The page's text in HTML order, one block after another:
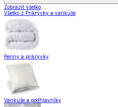
Zobraziť všetko
Všetko z Prikrývky a vankúše
Periny a prikrývky
Vankúše a podhlavníky